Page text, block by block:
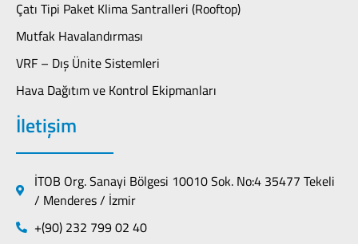
Çatı Tipi Paket Klima Santralleri (Rooftop)
Mutfak Havalandırması
VRF – Dış Ünite Sistemleri
Hava Dağıtım ve Kontrol Ekipmanları
İletişim
İTOB Org. Sanayi Bölgesi 10010 Sok. No:4 35477 Tekeli
/ Menderes / İzmir
+(90) 232 799 02 40